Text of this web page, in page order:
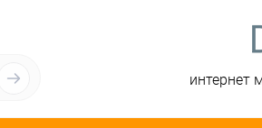
интернет